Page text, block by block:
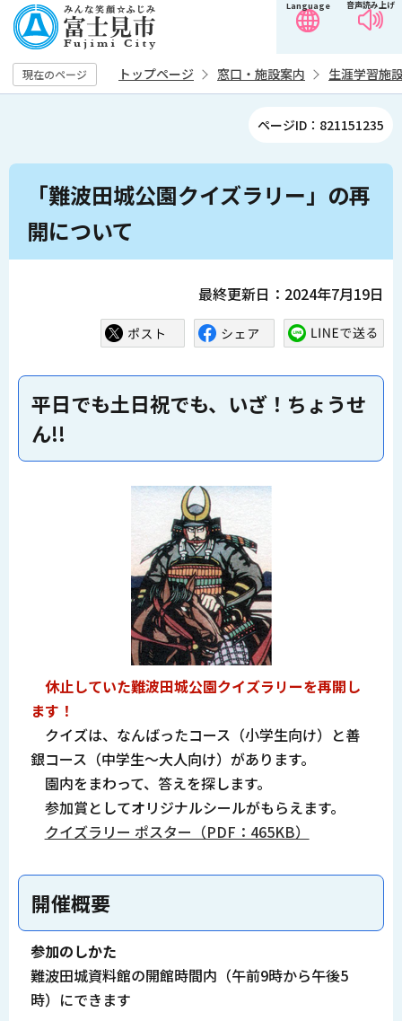
の
ペ
ー
音声読み上げ
Language
現在のページ トップページ 窓口・施設案内 生涯学習施
ページID：821151235
本
か
「難波田城公園クイズラリー」の再
開について
最終更新日：2024年7月19日
平日でも土日祝でも、いざ！ちょうせ
ん!!
休止していた難波田城公園クイズラリーを再開し
ます！
クイズは、なんばったコース（小学生向け）と善
銀コース（中学生～大人向け）があります。
園内をまわって、答えを探します。
参加賞としてオリジナルシールがもらえます。
クイズラリー ポスター（PDF：465KB）
開催概要
参加のしかた
難波田城資料館の開館時間内（午前9時から午後5
時）にできます